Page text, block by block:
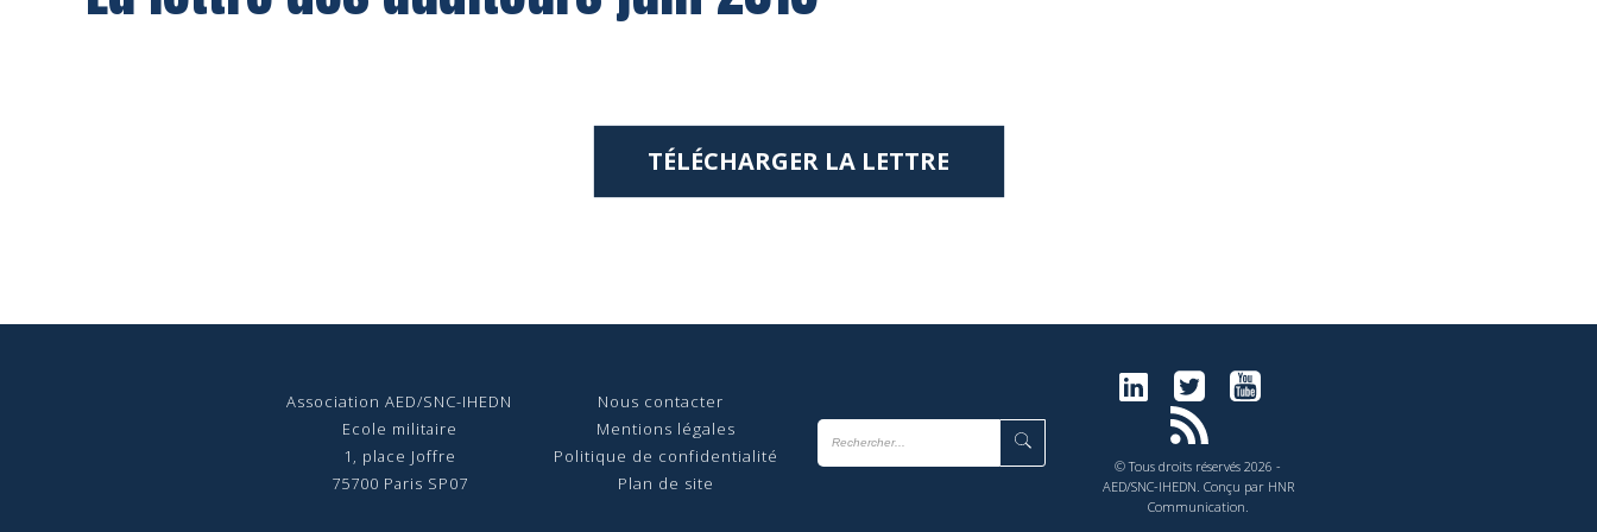
TÉLÉCHARGER LA LETTRE
Association AED/SNC-IHEDN
Ecole militaire
1, place Joffre
75700 Paris SP07
Nous contacter
Mentions légales
Politique de confidentialité
Plan de site
© Tous droits réservés 2026 -
AED/SNC-IHEDN. Conçu par HNR
Communication.